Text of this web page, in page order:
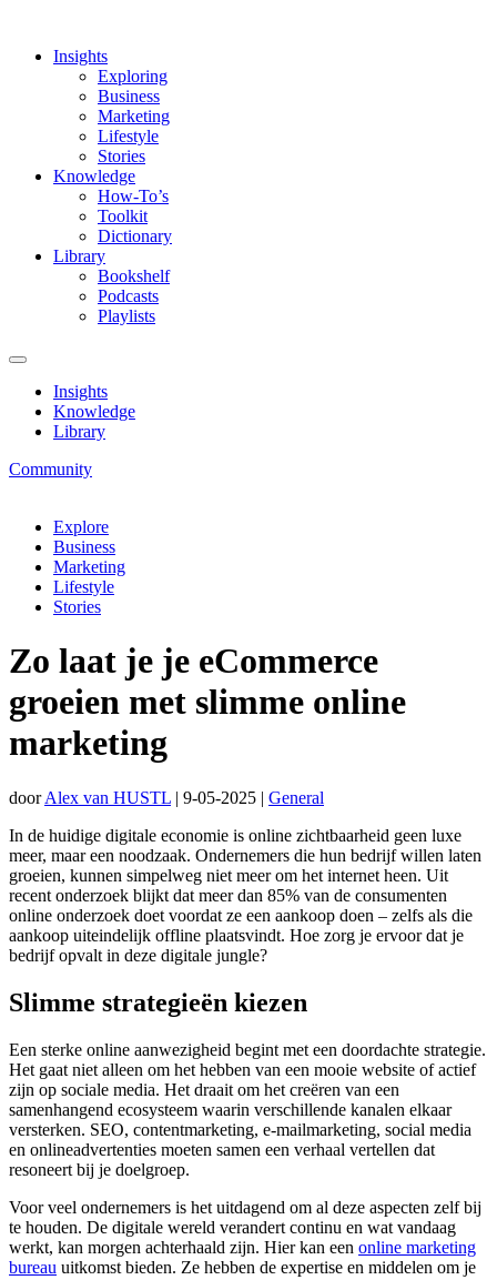
Insights
Exploring
Business
Marketing
Lifestyle
Stories
Knowledge
How-To’s
Toolkit
Dictionary
Library
Bookshelf
Podcasts
Playlists
Insights
Knowledge
Library
Community
Explore
Business
Marketing
Lifestyle
Stories
Zo laat je je eCommerce
groeien met slimme online
marketing
doorAlex van HUSTL | 9-05-2025 | General
In de huidige digitale economie is online zichtbaarheid geen luxe
meer, maar een noodzaak. Ondernemers die hun bedrijf willen laten
groeien, kunnen simpelweg niet meer om het internet heen. Uit
recent onderzoek blijkt dat meer dan 85% van de consumenten
online onderzoek doet voordat ze een aankoop doen – zelfs als die
aankoop uiteindelijk offline plaatsvindt. Hoe zorg je ervoor dat je
bedrijf opvalt in deze digitale jungle?
Slimme strategieën kiezen
Een sterke online aanwezigheid begint met een doordachte strategie.
Het gaat niet alleen om het hebben van een mooie website of actief
zijn op sociale media. Het draait om het creëren van een
samenhangend ecosysteem waarin verschillende kanalen elkaar
versterken. SEO, contentmarketing, e-mailmarketing, social media
en onlineadvertenties moeten samen een verhaal vertellen dat
resoneert bij je doelgroep.
Voor veel ondernemers is het uitdagend om al deze aspecten zelf bij
te houden. De digitale wereld verandert continu en wat vandaag
werkt, kan morgen achterhaald zijn. Hier kan een online marketing
bureau uitkomst bieden. Ze hebben de expertise en middelen om je